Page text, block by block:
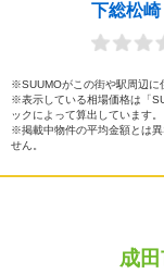
下総松崎
※SUUMOがこの街や駅周辺に
※表示している相場価格は「
ックによって算出しています。
※掲載中物件の平均金額とは
せん。
成